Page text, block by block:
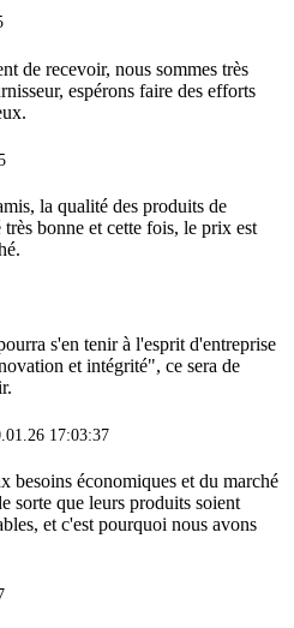
de recevoir, nous sommes très
espérons faire des efforts
la qualité des produits de
bonne et cette fois, le prix est
s'en tenir à l'esprit d'entreprise
et intégrité", ce sera de
17:03:37
besoins économiques et du marché
sorte que leurs produits soient
et c'est pourquoi nous avons